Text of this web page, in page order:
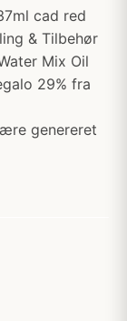
cad red
& Tilbehør
Mix Oil
29% fra
genereret